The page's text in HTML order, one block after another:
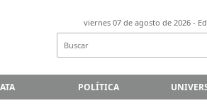
viernes 07 de agosto de 2026 -
POLÍTICA